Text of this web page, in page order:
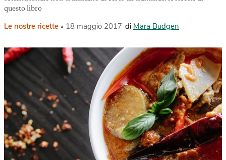
questo libro
Le nostre ricette 18 maggio 2017 di Mara Budgen